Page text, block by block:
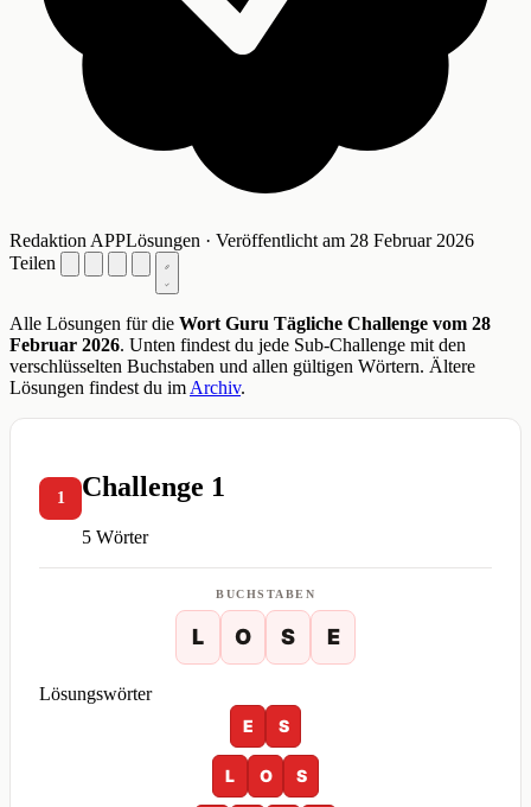
Redaktion APPLösungen · Veröffentlicht am 28 Februar 2026
Teilen
Alle Lösungen für die Wort Guru Tägliche Challenge vom 28
Februar 2026. Unten findest du jede Sub-Challenge mit den
verschlüsselten Buchstaben und allen gültigen Wörtern. Ältere
Lösungen findest du imArchiv.
1 Challenge 1
5 Wörter
BUCHSTABEN
L O S E
Lösungswörter
E
S
L O S